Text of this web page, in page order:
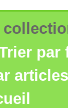
par